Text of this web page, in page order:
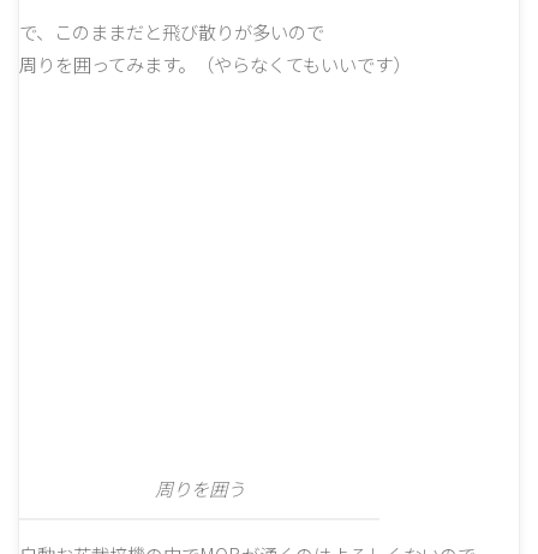
で、このままだと飛び散りが多いので
周りを囲ってみます。（やらなくてもいいです）
他はガラスにしてみました。